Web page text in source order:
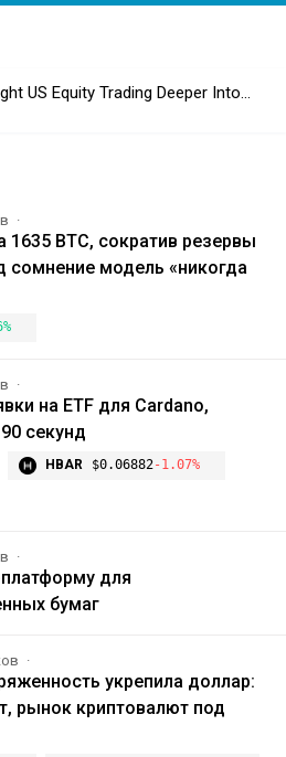
US Equity Trading Deeper Into…
1635 BTC, сократив резервы
сомнение модель «никогда
на ETF для Cardano,
секунд
HBAR $0.06882-1.07%
платформу для
бумаг
укрепила доллар:
рынок криптовалют под